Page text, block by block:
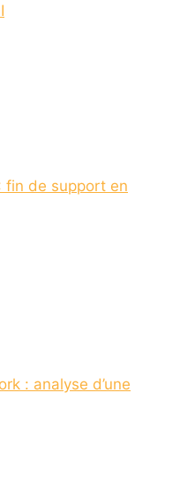
fin de support en
: analyse d’une